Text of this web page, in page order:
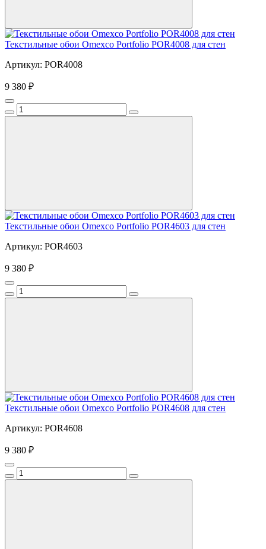
Текстильные обои Omexco Portfolio POR4008 для стен
Артикул: POR4008
9 380 ₽
Текстильные обои Omexco Portfolio POR4603 для стен
Артикул: POR4603
9 380 ₽
Текстильные обои Omexco Portfolio POR4608 для стен
Артикул: POR4608
9 380 ₽